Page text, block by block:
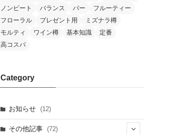
ノンピート
バランス バー
フルーティー
フローラル
プレゼント用
ミズナラ樽
モルティ
ワイン樽 基本知識
定番
高コスパ
Category
お知らせ (12)
その他記事 (72)